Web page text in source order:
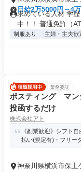
日給2万5000円～4
求めている人材 学
中！！ 普通免許（AT
制服あり 主婦・主夫歓
業務委託
ポスティング マン
投函するだけ
株式会社アト
《副業歓迎》シフト
払い(規定有)・フリー
神奈川県横浜市保土